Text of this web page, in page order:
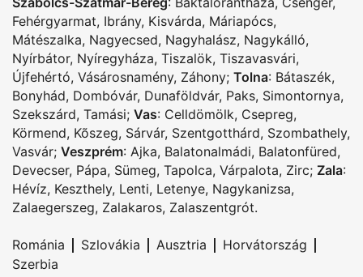
Fehérgyarmat, Ibrány, Kisvárda, Máriapócs,
Mátészalka, Nagyecsed, Nagyhalász, Nagykálló,
Nyírbátor, Nyíregyháza, Tiszalök, Tiszavasvári,
Újfehértó, Vásárosnamény, Záhony; Tolna: Bátaszék,
Bonyhád, Dombóvár, Dunaföldvár, Paks, Simontornya,
Szekszárd, Tamási; Vas: Celldömölk, Csepreg,
Körmend, Kõszeg, Sárvár, Szentgotthárd, Szombathely,
Vasvár; Veszprém: Ajka, Balatonalmádi, Balatonfüred,
Devecser, Pápa, Sümeg, Tapolca, Várpalota, Zirc; Zala:
Hévíz, Keszthely, Lenti, Letenye, Nagykanizsa,
Zalaegerszeg, Zalakaros, Zalaszentgrót.
Románia | Szlovákia | Ausztria | Horvátország |
Szerbia